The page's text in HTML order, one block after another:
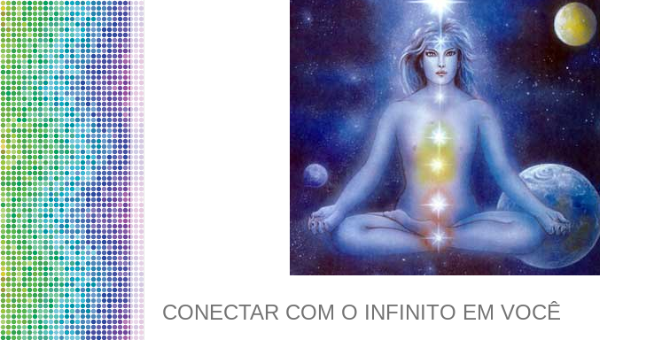
CONECTAR COM O INFINITO EM VOCÊ